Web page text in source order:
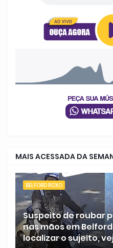
MAIS ACESSADA DA
BELFORD ROXO
Suspeito de roubar
nas mãos em
localizar o sujeito,